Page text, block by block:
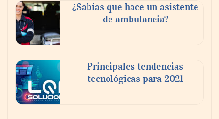
En el Día de la Cerveza, Grupo Modelo
¿Sabías que hace un asistente
de ambulancia?
Principales tendencias
tecnológicas para 2021